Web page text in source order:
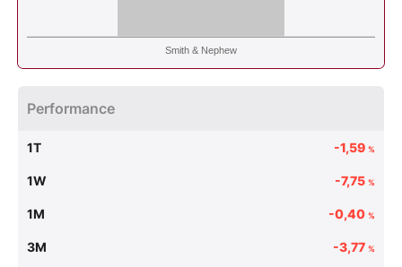
Smith & Nephew
Performance
1T -1,59 %
1W -7,75 %
1M -0,40 %
3M -3,77 %